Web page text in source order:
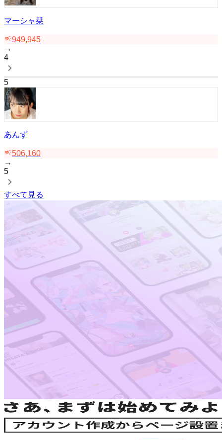
マーシャ栞
949,945
→
4
5
あんず
506,160
→
5
すべて見る